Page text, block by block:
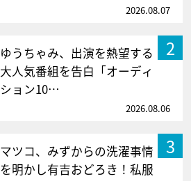
2026.08.07
2
ゆうちゃみ、出演を熱望する
大人気番組を告白「オーディ
ション10…
2026.08.06
3
マツコ、みずからの洗濯事情
を明かし有吉おどろき！私服